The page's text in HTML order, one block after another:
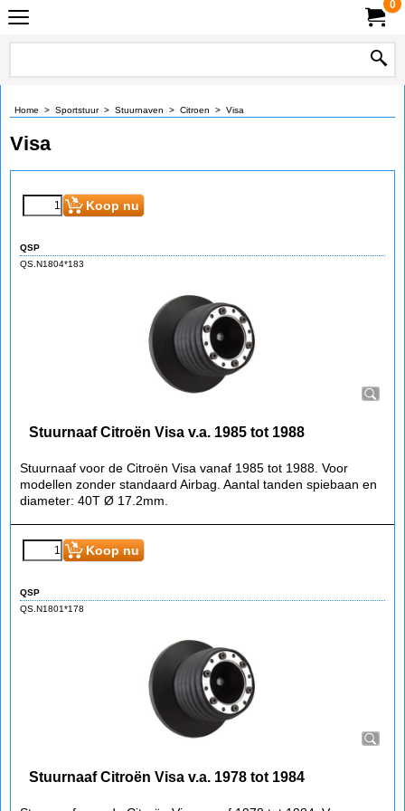
0
Home > Sportstuur> Stuurnaven > Citroen > Visa
Visa
Koop nu
QSP
QS.N1804*183
Stuurnaaf Citroën Visa v.a. 1985 tot 1988
Stuurnaaf voor de Citroën Visa vanaf 1985 tot 1988. Voor
modellen zonder standaard Airbag. Aantal tanden spiebaan en
diameter: 40T Ø 17.2mm.
Koop nu
QSP
QS.N1801*178
Stuurnaaf Citroën Visa v.a. 1978 tot 1984